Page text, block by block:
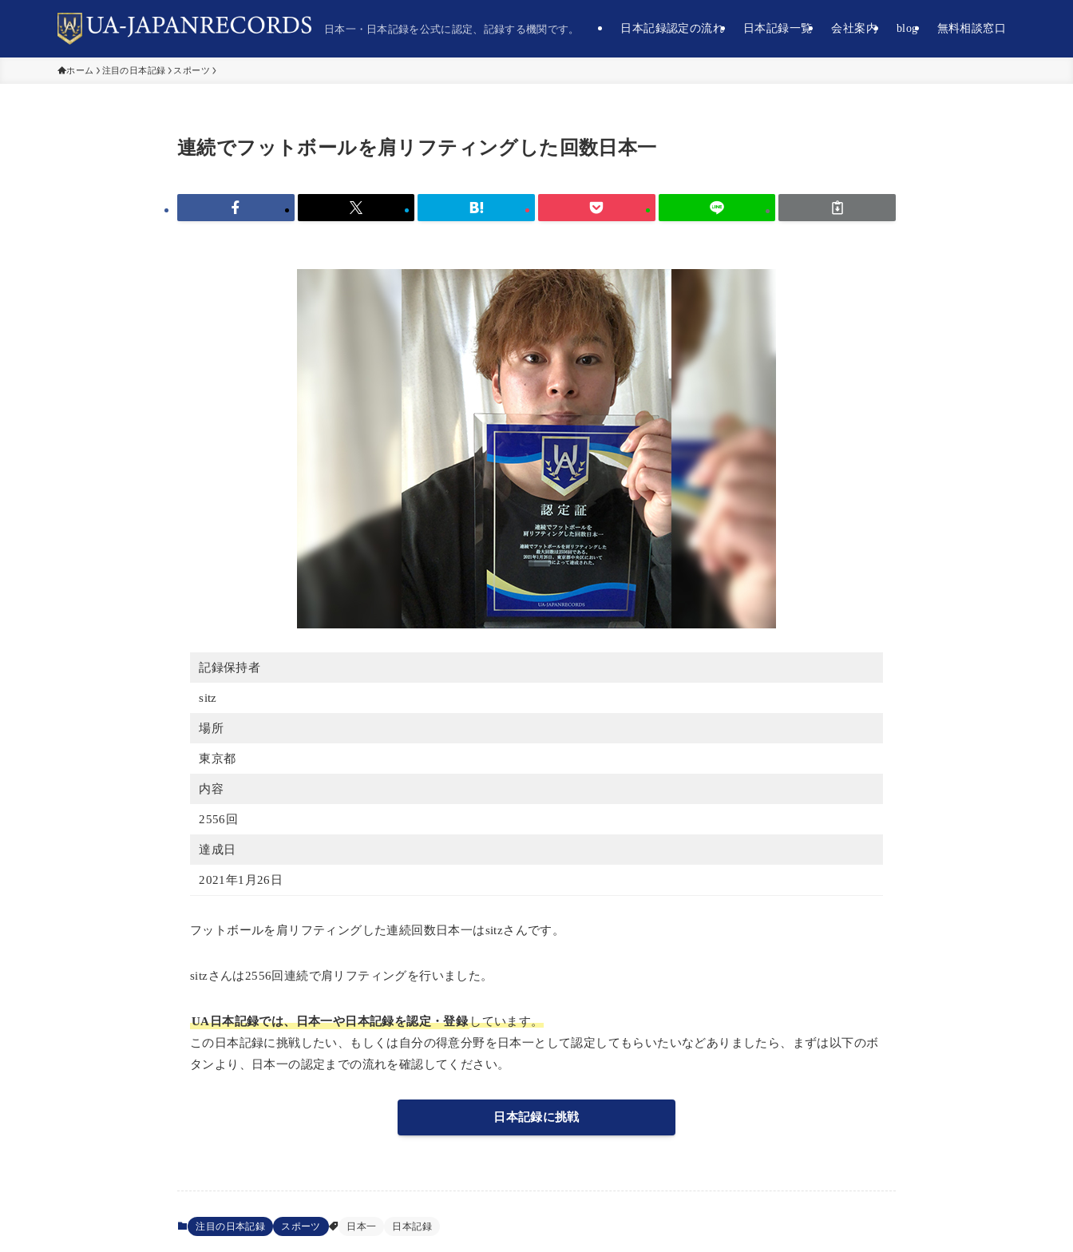
日本一・日本記録を公式に認定、記録する機関です。 日本記録認定の流れ 日本記録一覧 会社案内 blog 無料相談窓口
ホーム 注目の日本記録 スポーツ
連続でフットボールを肩リフティングした回数日本一
記録保持者
sitz
場所
東京都
内容
2556回
達成日
2021年1月26日
フットボールを肩リフティングした連続回数日本一はsitzさんです。
sitzさんは2556回連続で肩リフティングを行いました。
UA日本記録では、日本一や日本記録を認定・登録しています。
この日本記録に挑戦したい、もしくは自分の得意分野を日本一として認定してもらいたいなどありましたら、まずは以下のボ
タンより、日本一の認定までの流れを確認してください。
日本記録に挑戦
注目の日本記録 スポーツ 日本一 日本記録